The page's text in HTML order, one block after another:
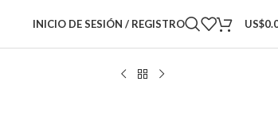
INICIO DE SESIÓN / REGISTRO US$